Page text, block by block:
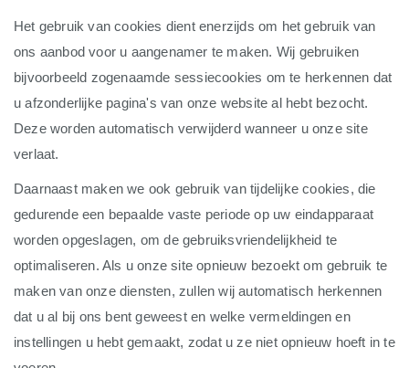
Het gebruik van cookies dient enerzijds om het gebruik van
ons aanbod voor u aangenamer te maken. Wij gebruiken
bijvoorbeeld zogenaamde sessiecookies om te herkennen dat
u afzonderlijke pagina's van onze website al hebt bezocht.
Deze worden automatisch verwijderd wanneer u onze site
verlaat.
Daarnaast maken we ook gebruik van tijdelijke cookies, die
gedurende een bepaalde vaste periode op uw eindapparaat
worden opgeslagen, om de gebruiksvriendelijkheid te
optimaliseren. Als u onze site opnieuw bezoekt om gebruik te
maken van onze diensten, zullen wij automatisch herkennen
dat u al bij ons bent geweest en welke vermeldingen en
instellingen u hebt gemaakt, zodat u ze niet opnieuw hoeft in te